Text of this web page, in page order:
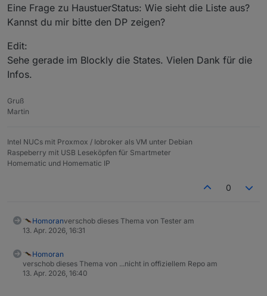
Verknüpfung setzten:
Eingesetzt ist hierbei ein Nuki und ein Door-Sensor
von Homematic IP. Die States für das Nuki kommen
vom nuki-extended-Adapter und vom hm-rpc Adapter.
Erstmal das Blockly für den Haustür-Status:
Und im Adapter Alarm dann noch wie auf dem Bild die
Eine Frage zu HaustuerStatus: Wie sieht die Liste aus?
Kannst du mir bitte den DP zeigen?
Edit:
Sehe gerade im Blockly die States. Vielen Dank für die
Infos.
Gruß
Martin
Intel NUCs mit Proxmox / Iobroker als VM unter Debian
Raspeberry mit USB Leseköpfen für Smartmeter
Homematic und Homematic IP
0
Homoranverschob dieses Thema von Tester am
13. Apr. 2026, 16:31
Homoran
verschob dieses Thema von ...nicht in offiziellem Repo am
13. Apr. 2026, 16:40